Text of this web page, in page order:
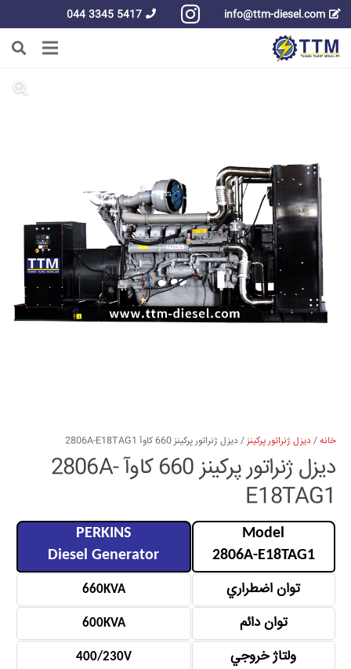
info@ttm-diesel.com
5417 3345 044
خانه/دیزل ژنراتور پرکینز / دیزل ژنراتور پرکینز 660 كاوآ 2806A-E18TAG1
دیزل ژنراتور پرکینز 660 كاوآ 2806A-
E18TAG1
Model
2806A-E18TAG1
PERKINS
Diesel Generator
توان اضطراري 660KVA
توان دائم 600KVA
ولتاژ خروجي 400/230V